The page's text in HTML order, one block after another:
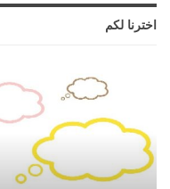
اخترنا لكم